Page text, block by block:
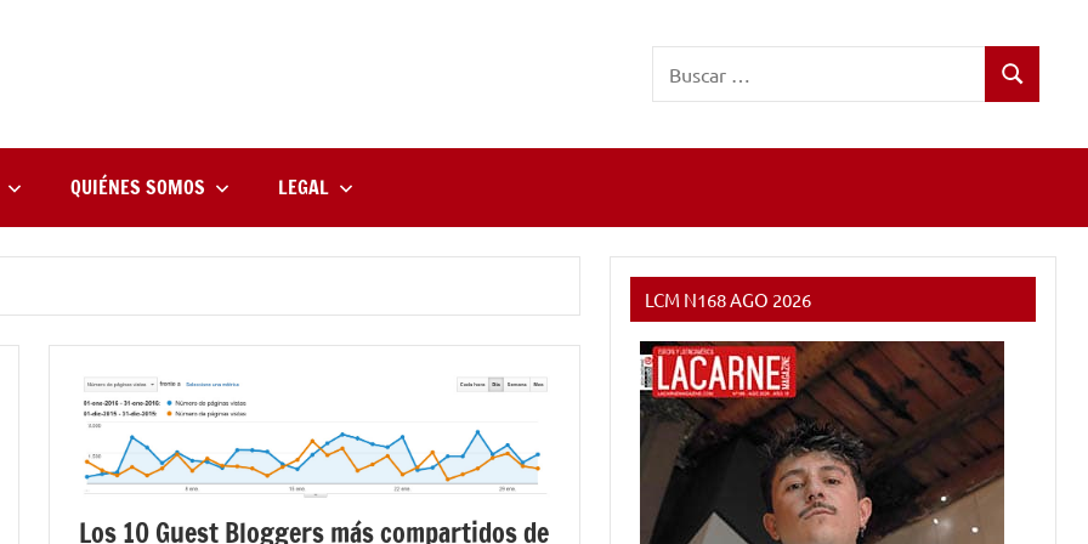
Buscar
QUIÉNES SOMOS LEGAL
Los 10 Guest Bloggers más compartidos de
LCM N168 AGO 2026